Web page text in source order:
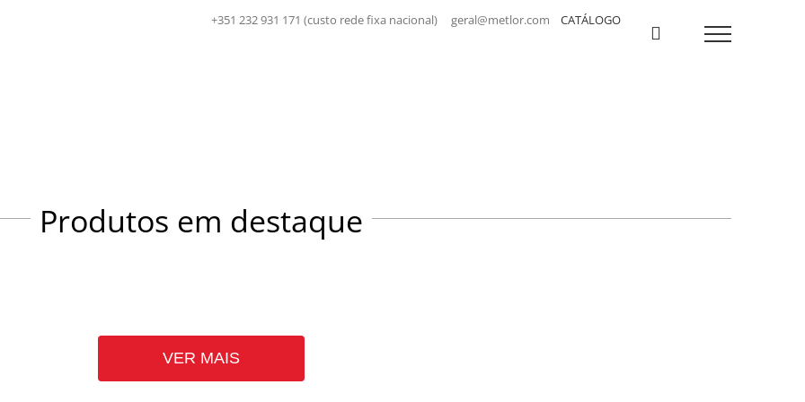
+351 232 931 171 (custo rede fixa nacional) geral@metlor.com CATÁLOGO
Produtos em destaque
VER MAIS